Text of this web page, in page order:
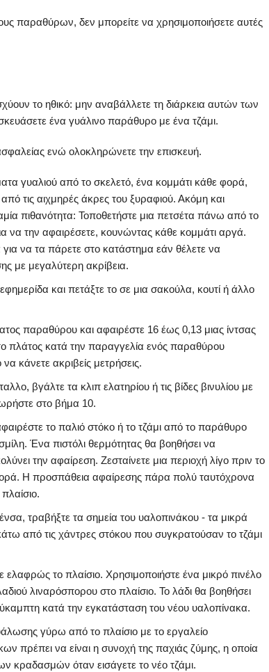
παραθύρων, δεν μπορείτε να χρησιμοποιήσετε αυτές
το ηθικό: μην αναβάλλετε τη διάρκεια αυτών των
ένα γυάλινο παράθυρο με ένα τζάμι.
ενώ ολοκληρώνετε την επισκευή.
γυαλιού από το σκελετό, ένα κομμάτι κάθε φορά,
τις αιχμηρές άκρες του ξυραφιού. Ακόμη και
πιθανότητα: Τοποθετήστε μια πετσέτα πάνω από το
να την αφαιρέσετε, κουνώντας κάθε κομμάτι αργά.
να τα πάρετε στο κατάστημα εάν θέλετε να
με μεγαλύτερη ακρίβεια.
και πετάξτε το σε μια σακούλα, κουτί ή άλλο
παραθύρου και αφαιρέστε 16 έως 0,13 μιας ίντσας
πλάτος κατά την παραγγελία ενός παραθύρου
κάνετε ακριβείς μετρήσεις.
βγάλτε τα κλιπ ελατηρίου ή τις βίδες βινυλίου με
στο βήμα 10.
το παλιό στόκο ή το τζάμι από το παράθυρο
Ένα πιστόλι θερμότητας θα βοηθήσει να
την αφαίρεση. Ζεσταίνετε μια περιοχή λίγο πριν το
Η προσπάθεια αφαίρεσης πάρα πολύ ταυτόχρονα
τραβήξτε τα σημεία του υαλοπινάκου - τα μικρά
από τις χάντρες στόκου που συγκρατούσαν το τζάμι
ελαφρώς το πλαίσιο. Χρησιμοποιήστε ένα μικρό πινέλο
λιναρόσπορου στο πλαίσιο. Το λάδι θα βοηθήσει
κατά την εγκατάσταση του νέου υαλοπίνακα.
γύρω από το πλαίσιο με το εργαλείο
πρέπει να είναι η συνοχή της παχιάς ζύμης, η οποία
κραδασμών όταν εισάγετε το νέο τζάμι.